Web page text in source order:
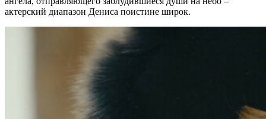
актерский диапазон Дениса поистине широк.